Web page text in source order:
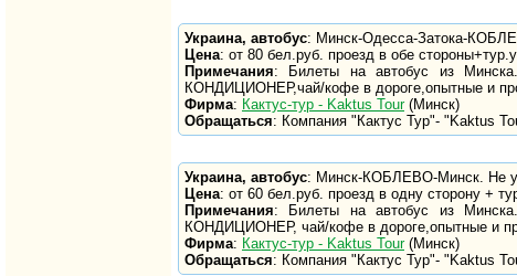
Украина, автобус: Минск-Одесса-Затока-
Цена: от 80 бел.руб. проезд в обе
Примечания: Билеты на автобус из
КОНДИЦИОНЕР,чай/кофе в дороге,опытные и
Фирма: Кактус-тур - Kaktus Tour(Минск)
Обращаться: Компания "Кактус Тур"- "Kaktus
Украина, автобус: Минск-КОБЛЕВО-Минск. Не
Цена: от 60 бел.руб. проезд в одну сторону +
Примечания: Билеты на автобус из
КОНДИЦИОНЕР, чай/кофе в дороге,опытные и
Фирма: Кактус-тур - Kaktus Tour(Минск)
Обращаться: Компания "Кактус Тур"- "Kaktus